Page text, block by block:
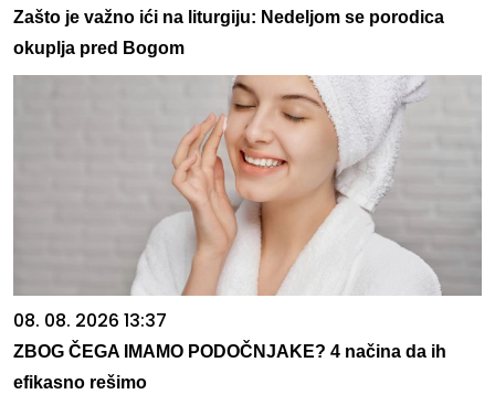
Zašto je važno ići na liturgiju: Nedeljom se porodica
okuplja pred Bogom
08. 08. 2026 13:37
ZBOG ČEGA IMAMO PODOČNJAKE? 4 načina da ih
efikasno rešimo